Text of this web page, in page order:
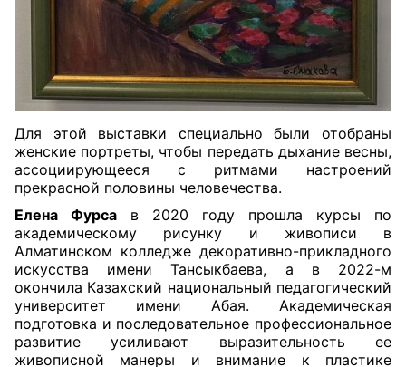
Для этой выставки специально были отобраны
женские портреты, чтобы передать дыхание весны,
ассоциирующееся с ритмами настроений
прекрасной половины человечества.
Елена Фурса в 2020 году прошла курсы по
академическому рисунку и живописи в
Алматинском колледже декоративно-прикладного
искусства имени Тансыкбаева, а в 2022-м
окончила Казахский национальный педагогический
университет имени Абая. Академическая
подготовка и последовательное профессиональное
развитие усиливают выразительность ее
живописной манеры и внимание к пластике